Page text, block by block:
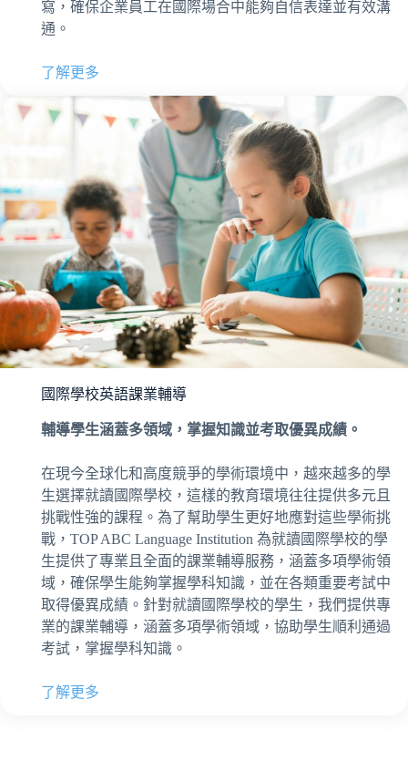
寫，確保企業員工在國際場合中能夠自信表達並有效溝
通。
了解更多
國際學校英語課業輔導
輔導學生涵蓋多領域，掌握知識並考取優異成績。
在現今全球化和高度競爭的學術環境中，越來越多的學
生選擇就讀國際學校，這樣的教育環境往往提供多元且
挑戰性強的課程。為了幫助學生更好地應對這些學術挑
戰，TOP ABC Language Institution 為就讀國際學校的學
生提供了專業且全面的課業輔導服務，涵蓋多項學術領
域，確保學生能夠掌握學科知識，並在各類重要考試中
取得優異成績。針對就讀國際學校的學生，我們提供專
業的課業輔導，涵蓋多項學術領域，協助學生順利通過
考試，掌握學科知識。
了解更多